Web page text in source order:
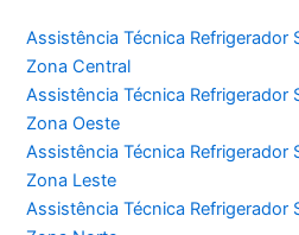
Assistência Técnica Refrigerador
Zona Central
Assistência Técnica Refrigerador
Zona Oeste
Assistência Técnica Refrigerador
Zona Leste
Assistência Técnica Refrigerador